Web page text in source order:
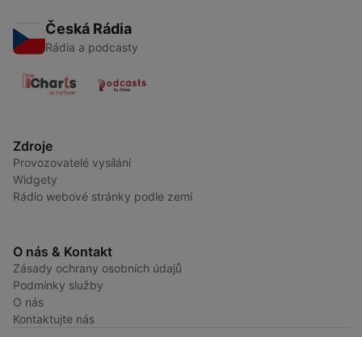
Česká Rádia
Rádia a podcasty
Zdroje
Provozovatelé vysílání
Widgety
Rádio webové stránky podle zemí
O nás & Kontakt
Zásady ochrany osobních údajů
Podmínky služby
O nás
Kontaktujte nás